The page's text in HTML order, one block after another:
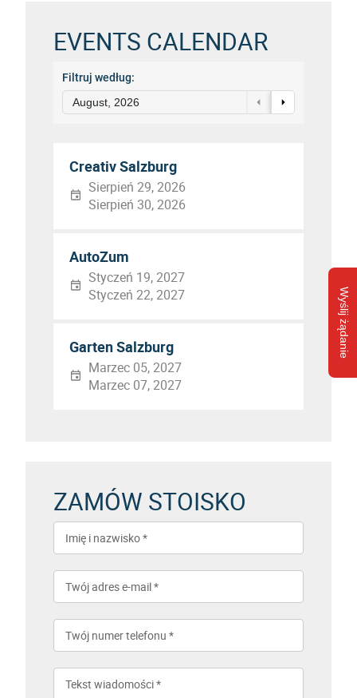
Wyślij żądanie
EVENTS CALENDAR
Filtruj według:
August, 2026
Creativ Salzburg
Sierpień 29, 2026
Sierpień 30, 2026
AutoZum
Styczeń 19, 2027
Styczeń 22, 2027
Garten Salzburg
Marzec 05, 2027
Marzec 07, 2027
ZAMÓW STOISKO